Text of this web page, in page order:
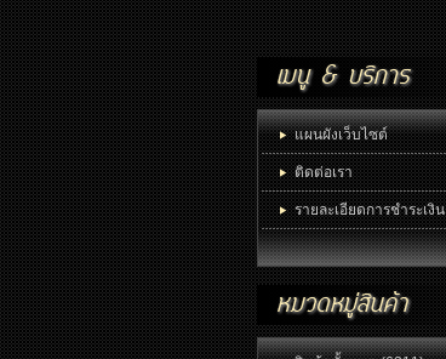
แผนผังเว็บไซต์
ติดต่อเรา
รายละเอียดการชำระเงิน